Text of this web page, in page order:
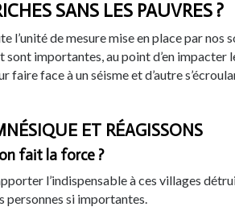
SANS LES PAUVRES ?
l’unité de mesure mise en place par
sont importantes, au point d’en impacter
faire face à un séisme et d’autre
ET RÉAGISSONS
fait la force ?
l’indispensable à ces villages
personnes si importantes.